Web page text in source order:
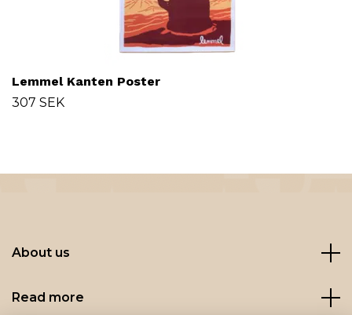
Lemmel Kanten Poster
307 SEK
About us
Read more